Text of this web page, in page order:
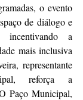
o evento
de diálogo e
incentivando a
mais inclusiva
representante
reforça a
Paço Municipal,